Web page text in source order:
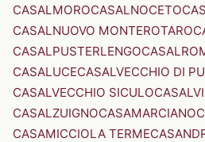
CASALMOROCASALNOCETO
CASALNUOVO MONTEROTARO
CASALPUSTERLENGO
CASALUCECASALVECCHIO DI
CASALVECCHIO SICULO
CASALZUIGNOCASAMARCIANO
CASAMICCIOLA TERME